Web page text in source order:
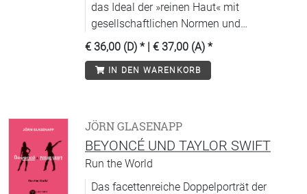
das Ideal der »reinen Haut« mit
gesellschaftlichen Normen und
Körperbildern verflochten war.
€ 36,00 (D) * | € 37,00 (A) *
IN DEN WARENKORB
JÖRN GLASENAPP
BEYONCÉ UND TAYLOR SWIFT
Run the World
Das facettenreiche Doppelporträt der